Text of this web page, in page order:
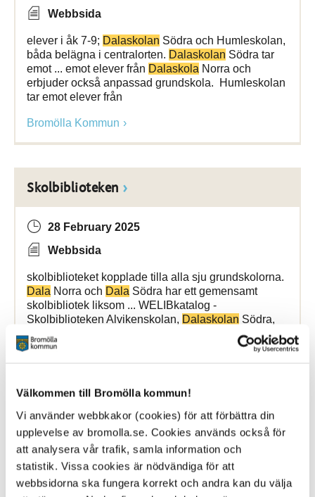
Välkommen till Bromölla kommun!
Vi använder webbkakor (cookies) för att förbättra din
upplevelse av bromolla.se. Cookies används också för
att analysera vår trafik, samla information och
statistik. Vissa cookies är nödvändiga för att
webbsidorna ska fungera korrekt och andra kan du välja
Webbsida
elever i åk 7-9; Dalaskolan Södra och Humleskolan,
båda belägna i centralorten. Dalaskolan Södra tar
emot ... emot elever från Dalaskola Norra och
erbjuder också anpassad grundskola. Humleskolan
tar emot elever från
Bromölla Kommun
Skolbiblioteken
28 February 2025
Webbsida
skolbiblioteket kopplade tilla alla sju grundskolorna.
Dala Norra och Dala Södra har ett gemensamt
skolbibliotek liksom ... WELIBkatalog -
Skolbiblioteken Alvikenskolan, Dalaskolan Södra,
Dalaskolan
Norra, Edenryds skola, Gualövs skola
Elevhälsa
25 March 2025
Webbsida